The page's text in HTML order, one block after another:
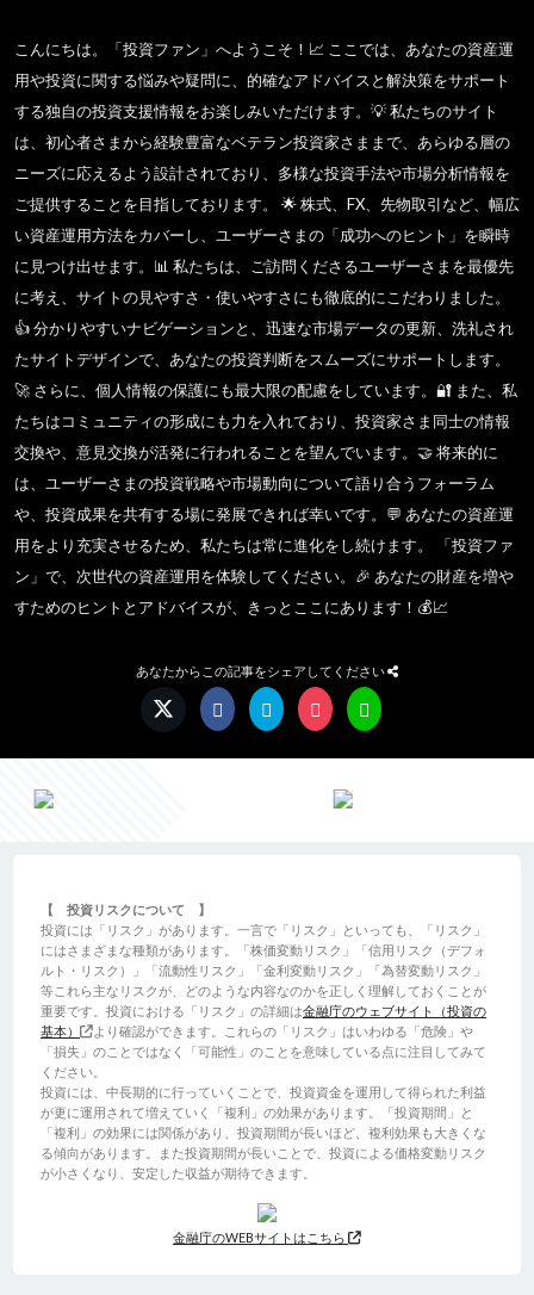
こんにちは。「投資ファン」へようこそ！📈 ここでは、あなたの資産運
用や投資に関する悩みや疑問に、的確なアドバイスと解決策をサポート
する独自の投資支援情報をお楽しみいただけます。💡 私たちのサイト
は、初心者さまから経験豊富なベテラン投資家さままで、あらゆる層の
ニーズに応えるよう設計されており、多様な投資手法や市場分析情報を
ご提供することを目指しております。 🌟 株式、FX、先物取引など、幅広
い資産運用方法をカバーし、ユーザーさまの「成功へのヒント」を瞬時
に見つけ出せます。📊 私たちは、ご訪問くださるユーザーさまを最優先
に考え、サイトの見やすさ・使いやすさにも徹底的にこだわりました。
👍 分かりやすいナビゲーションと、迅速な市場データの更新、洗礼され
たサイトデザインで、あなたの投資判断をスムーズにサポートします。
🚀 さらに、個人情報の保護にも最大限の配慮をしています。🔐 また、私
たちはコミュニティの形成にも力を入れており、投資家さま同士の情報
交換や、意見交換が活発に行われることを望んでいます。🤝 将来的に
は、ユーザーさまの投資戦略や市場動向について語り合うフォーラム
や、投資成果を共有する場に発展できれば幸いです。💬 あなたの資産運
用をより充実させるため、私たちは常に進化をし続けます。 「投資ファ
ン」で、次世代の資産運用を体験してください。🎉 あなたの財産を増や
すためのヒントとアドバイスが、きっとここにあります！💰📈
あなたからこの記事をシェアしてください
【 投資リスクについて 】
投資には「リスク」があります。一言で「リスク」といっても、「リスク」
にはさまざまな種類があります。「株価変動リスク」「信用リスク（デフォ
ルト・リスク）」「流動性リスク」「金利変動リスク」「為替変動リスク」
等これら主なリスクが、どのような内容なのかを正しく理解しておくことが
重要です。投資における「リスク」の詳細は金融庁のウェブサイト（投資の
基本）
より確認ができます。これらの「リスク」はいわゆる「危険」や
「損失」のことではなく「可能性」のことを意味している点に注目してみて
ください。
投資には、中長期的に行っていくことで、投資資金を運用して得られた利益
が更に運用されて増えていく「複利」の効果があります。「投資期間」と
「複利」の効果には関係があり、投資期間が長いほど、複利効果も大きくな
る傾向があります。また投資期間が長いことで、投資による価格変動リスク
が小さくなり、安定した収益が期待できます。
金融庁のWEBサイトはこちら